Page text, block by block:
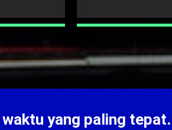
yang paling